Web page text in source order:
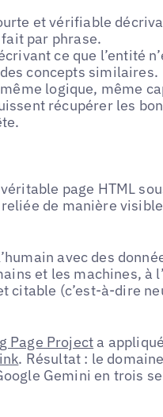
et vérifiable
par phrase.
ce que l’entité
concepts similaires.
logique, même
récupérer les
page HTML
de manière
avec des
et les machines, à
citable (c’est-à-dire
Page Projecta
. Résultat : le
Gemini en trois